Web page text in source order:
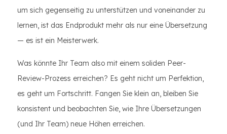
um sich gegenseitig zu unterstützen und voneinander zu
lernen, ist das Endprodukt mehr als nur eine Übersetzung
— es ist ein Meisterwerk.
Was könnte Ihr Team also mit einem soliden Peer-
Review-Prozess erreichen? Es geht nicht um Perfektion,
es geht um Fortschritt. Fangen Sie klein an, bleiben Sie
konsistent und beobachten Sie, wie Ihre Übersetzungen
(und Ihr Team) neue Höhen erreichen.